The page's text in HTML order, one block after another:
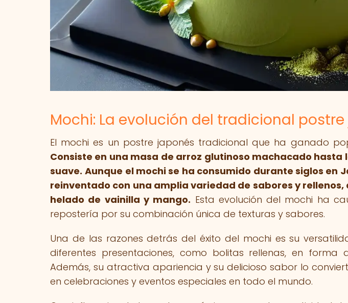
Mochi: La evolución del tradicional
El mochi es un postre japonés tradicional que ha ganado
Consiste en una masa de arroz glutinoso machacado
suave. Aunque el mochi se ha consumido durante siglos en
reinventado con una amplia variedad de sabores y
helado de vainilla y mango. Esta evolución del mochi ha
repostería por su combinación única de texturas y sabores.
Una de las razones detrás del éxito del mochi es su
diferentes presentaciones, como bolitas rellenas, en forma
Además, su atractiva apariencia y su delicioso sabor lo
en celebraciones y eventos especiales en todo el mundo.